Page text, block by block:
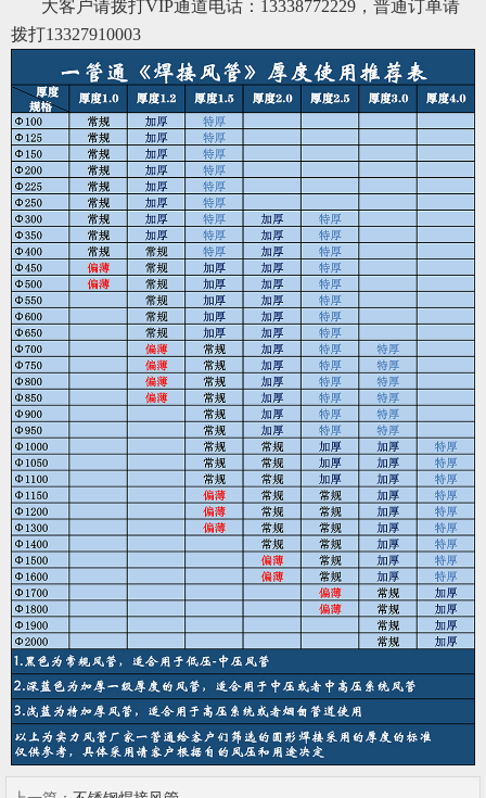
大客户请拨打VIP通道电话：13338772229，普通订单请
拨打13327910003